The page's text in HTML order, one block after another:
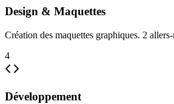
Design & Maquettes
Création des maquettes graphiques. 2
4
Développement